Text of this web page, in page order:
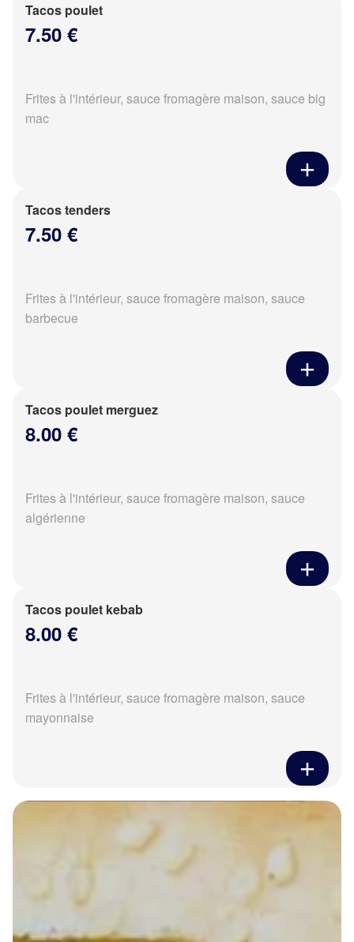
Tacos poulet
7.50 €
Frites à l'intérieur, sauce fromagère maison, sauce big
mac
Tacos tenders
7.50 €
Frites à l'intérieur, sauce fromagère maison, sauce
barbecue
Tacos poulet merguez
8.00 €
Frites à l'intérieur, sauce fromagère maison, sauce
algérienne
Tacos poulet kebab
8.00 €
Frites à l'intérieur, sauce fromagère maison, sauce
mayonnaise